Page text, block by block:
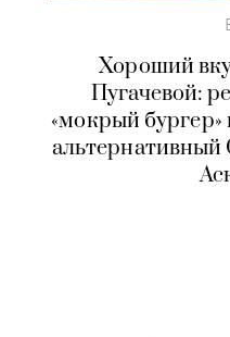
Хороший
Пугачевой:
«мокрый
альтернативный